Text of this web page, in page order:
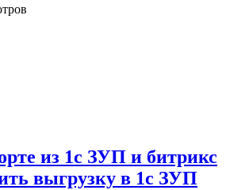
из 1с ЗУП и битрикс
выгрузку в 1с ЗУП